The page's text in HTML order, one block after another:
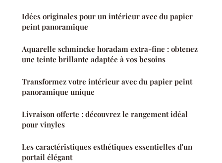
Idées originales pour un intérieur avec du papier
peint panoramique
Aquarelle schmincke horadam extra-fine : obtenez
une teinte brillante adaptée à vos besoins
Transformez votre intérieur avec du papier peint
panoramique unique
Livraison offerte : découvrez le rangement idéal
pour vinyles
Les caractéristiques esthétiques essentielles d'un
portail élégant